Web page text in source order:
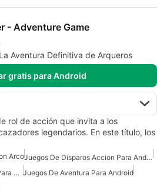
- Adventure Game
Aventura Definitiva de Arqueros
gratis para Android
rol de acción que invita a los
legendarios. En este título, los
Arco
Juegos De Disparos Accion Para Android
Juegos De Aventuras Y Accion Para Android Juegos De Aventura Para Android